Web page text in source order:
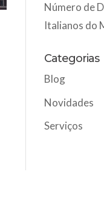
Número de
Italianos do
Categorias
Blog
Novidades
Serviços